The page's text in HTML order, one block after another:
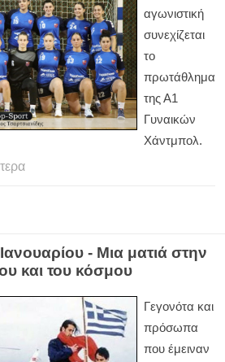
αγωνιστική
συνεχίζεται
το
πρωτάθλημα
της Α1
Γυναικών
Χάντμπολ.
- Μια ματιά στην
και του κόσμου
Γεγονότα και
πρόσωπα
που έμειναν